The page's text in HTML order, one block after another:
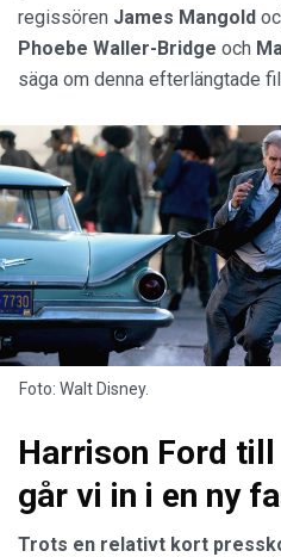
regissören James Mangold
Phoebe Waller-Bridge och
säga om denna efterlängtade
Foto: Walt Disney.
Harrison Ford
går vi in i en ny
Trots en relativt kort